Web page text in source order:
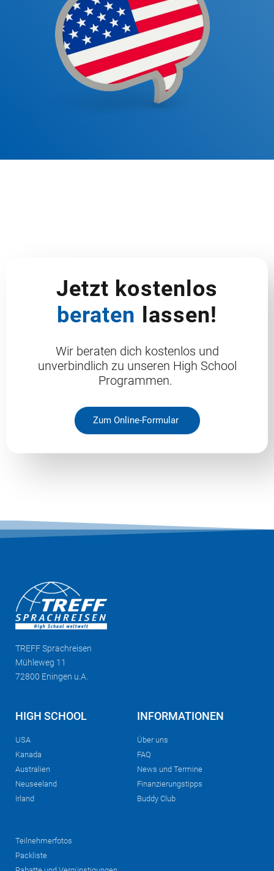
Jetzt kostenlos
beraten lassen!
Wir beraten dich kostenlos und
unverbindlich zu unseren High School
Programmen.
Zum Online-Formular
TREFFSprachreisen
Mühleweg 11
72800 Eningen u.A.
HIGH SCHOOL
USA
Kanada
Australien
Neuseeland
Irland
INFORMATIONEN
Über uns
FAQ
News und Termine
Finanzierungstipps
Buddy Club
Teilnehmerfotos
Packliste